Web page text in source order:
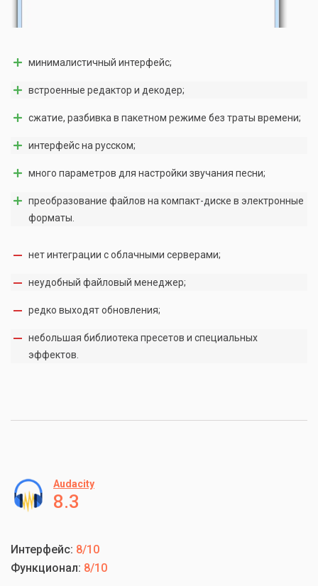
минималистичный интерфейс;
встроенные редактор и декодер;
сжатие, разбивка в пакетном режиме без траты времени;
интерфейс на русском;
много параметров для настройки звучания песни;
преобразование файлов на компакт-диске в электронные
форматы.
нет интеграции с облачными серверами;
неудобный файловый менеджер;
редко выходят обновления;
небольшая библиотека пресетов и специальных
эффектов.
Audacity
8.3
Интерфейс: 8/10
Функционал: 8/10